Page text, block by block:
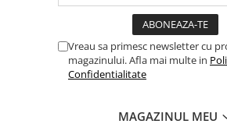
Jucarii pentru plaja si nisip
Tobogane copii
Leagane copii
Vreau sa primesc newsletter cu
magazinului. Afla mai multe in
Confidentialitate
MAGAZINUL MEU